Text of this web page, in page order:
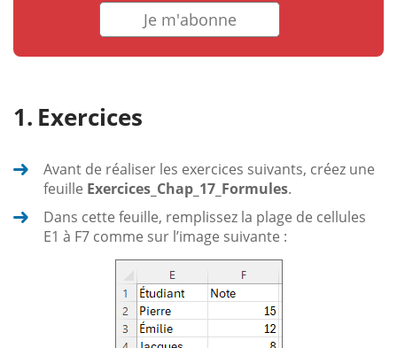
Je m'abonne
Exercices
Avant de réaliser les exercices suivants, créez une
feuille Exercices_Chap_17_Formules.
Dans cette feuille, remplissez la plage de cellules
E1 à F7 comme sur l’image suivante :